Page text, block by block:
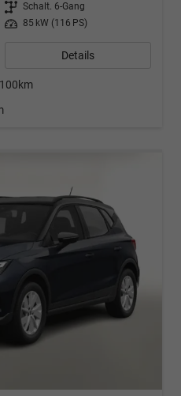
Getriebe Schalt. 6-Gang
Leistung 85 kW (116 PS)
Details